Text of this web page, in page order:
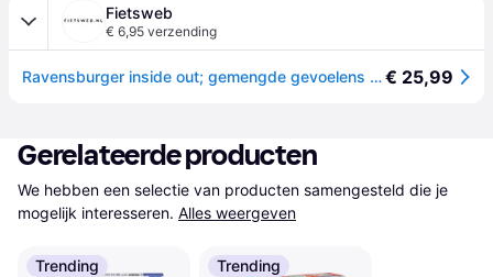
Fietsweb
€ 6,95 verzending
Ravensburger inside out; gemengde gevoelens - legpuzzel 100 xxl€ 25,99
Gerelateerde producten
We hebben een selectie van producten samengesteld die je
mogelijk interesseren. Alles weergeven
Trending Trending